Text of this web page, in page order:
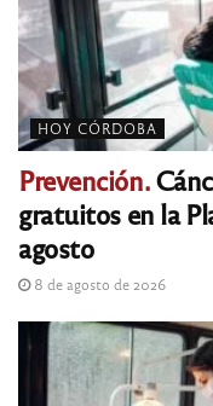
HOY CÓRDOBA
Prevención.
gratuitos en la
agosto
8 de agosto de 2026